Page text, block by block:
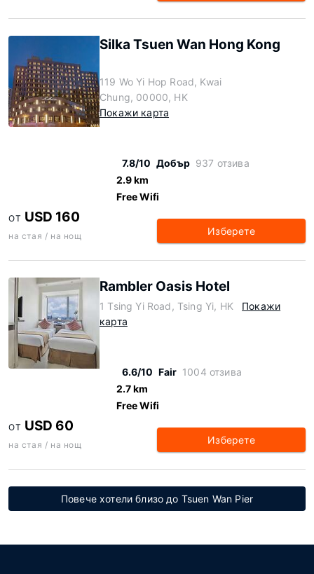
Silka Tsuen Wan Hong Kong
119 Wo Yi Hop Road, Kwai
Chung, 00000, HK
Покажи карта
7.8/10 Добър 937 отзива
2.9 km
Free Wifi
ОТ USD 160
на стая / на нощ Изберете
Rambler Oasis Hotel
1 Tsing Yi Road, Tsing Yi, HK
Покажи
карта
6.6/10 Fair 1004 отзива
2.7 km
Free Wifi
ОТ USD 60
на стая / на нощ Изберете
Повече хотели близо до Tsuen Wan Pier